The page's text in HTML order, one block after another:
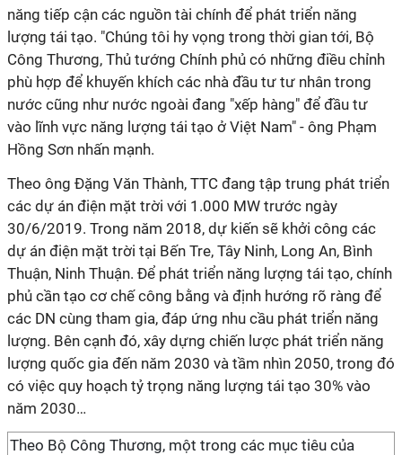
năng tiếp cận các nguồn tài chính để phát triển năng
lượng tái tạo. "Chúng tôi hy vọng trong thời gian tới, Bộ
Công Thương, Thủ tướng Chính phủ có những điều chỉnh
phù hợp để khuyến khích các nhà đầu tư tư nhân trong
nước cũng như nước ngoài đang "xếp hàng" để đầu tư
vào lĩnh vực năng lượng tái tạo ở Việt Nam" - ông Phạm
Hồng Sơn nhấn mạnh.
Theo ông Đặng Văn Thành, TTC đang tập trung phát triển
các dự án điện mặt trời với 1.000 MW trước ngày
30/6/2019. Trong năm 2018, dự kiến sẽ khởi công các
dự án điện mặt trời tại Bến Tre, Tây Ninh, Long An, Bình
Thuận, Ninh Thuận. Để phát triển năng lượng tái tạo, chính
phủ cần tạo cơ chế công bằng và định hướng rõ ràng để
các DN cùng tham gia, đáp ứng nhu cầu phát triển năng
lượng. Bên cạnh đó, xây dựng chiến lược phát triển năng
lượng quốc gia đến năm 2030 và tầm nhìn 2050, trong đó
có việc quy hoạch tỷ trọng năng lượng tái tạo 30% vào
năm 2030…
Theo Bộ Công Thương, một trong các mục tiêu của